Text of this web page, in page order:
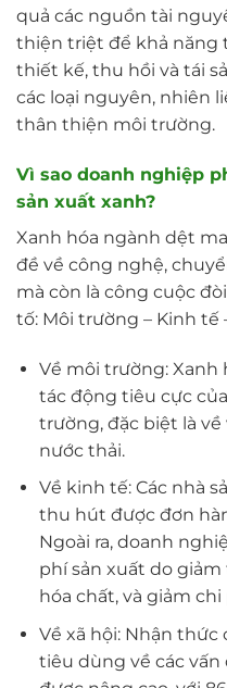
quả các nguồn tài
thiện triệt để khả năng
thiết kế, thu hồi và tái
các loại nguyên, nhiên
thân thiện môi trường.
Vì sao doanh nghiệp
sản xuất xanh?
Xanh hóa ngành dệt
đề về công nghệ,
mà còn là công cuộc
tố: Môi trường – Kinh tế
Về môi trường: Xanh
tác động tiêu cực
trường, đặc biệt là về
nước thải.
Về kinh tế: Các nhà
thu hút được đơn
Ngoài ra, doanh
phí sản xuất do
hóa chất, và giảm
Về xã hội: Nhận
tiêu dùng về các